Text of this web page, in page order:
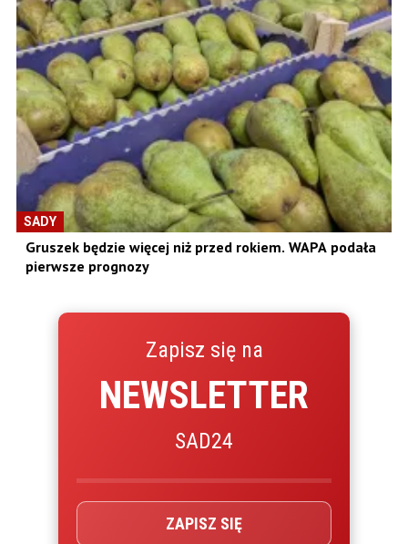
SADY
Gruszek będzie więcej niż przed rokiem. WAPA podała
pierwsze prognozy
Zapisz się na
NEWSLETTER
SAD24
ZAPISZ SIĘ